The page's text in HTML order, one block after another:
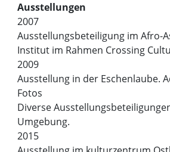
Ausstellungen
2007
Ausstellungsbeteiligung im Afro-
Institut im Rahmen Crossing
2009
Ausstellung in der Eschenlaube.
Fotos
Diverse
Umgebung.
2015